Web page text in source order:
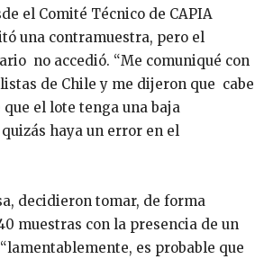
el Comité Técnico de CAPIA
una contramuestra, pero el
no accedió. “Me comuniqué con
de Chile y me dijeron que cabe
el lote tenga una baja
haya un error en el
decidieron tomar, de forma
muestras con la presencia de un
es probable que